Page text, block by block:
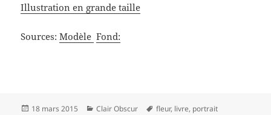
Illustration en grande taille
Sources:Modèle Fond:
Publié
18 mars 2015 Catégories
Clair Obscur
Mots-
fleur, livre, portrait